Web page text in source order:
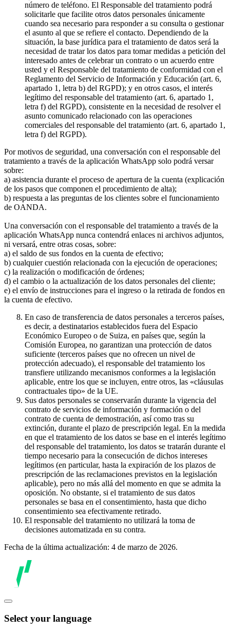
número de teléfono. El Responsable del tratamiento podrá
solicitarle que facilite otros datos personales únicamente
cuando sea necesario para responder a su consulta o gestionar
el asunto al que se refiere el contacto. Dependiendo de la
situación, la base jurídica para el tratamiento de datos será la
necesidad de tratar los datos para tomar medidas a petición del
interesado antes de celebrar un contrato o un acuerdo entre
usted y el Responsable del tratamiento de conformidad con el
Reglamento del Servicio de Información y Educación (art. 6,
apartado 1, letra b) del RGPD); y en otros casos, el interés
legítimo del responsable del tratamiento (art. 6, apartado 1,
letra f) del RGPD), consistente en la necesidad de resolver el
asunto comunicado relacionado con las operaciones
comerciales del responsable del tratamiento (art. 6, apartado 1,
letra f) del RGPD).
Por motivos de seguridad, una conversación con el responsable del
tratamiento a través de la aplicación WhatsApp solo podrá versar
sobre:
a) asistencia durante el proceso de apertura de la cuenta (explicación
de los pasos que componen el procedimiento de alta);
b) respuesta a las preguntas de los clientes sobre el funcionamiento
de OANDA.
Una conversación con el responsable del tratamiento a través de la
aplicación WhatsApp nunca contendrá enlaces ni archivos adjuntos,
ni versará, entre otras cosas, sobre:
a) el saldo de sus fondos en la cuenta de efectivo;
b) cualquier cuestión relacionada con la ejecución de operaciones;
c) la realización o modificación de órdenes;
d) el cambio o la actualización de los datos personales del cliente;
e) el envío de instrucciones para el ingreso o la retirada de fondos en
la cuenta de efectivo.
En caso de transferencia de datos personales a terceros países,
es decir, a destinatarios establecidos fuera del Espacio
Económico Europeo o de Suiza, en países que, según la
Comisión Europea, no garantizan una protección de datos
suficiente (terceros países que no ofrecen un nivel de
protección adecuado), el responsable del tratamiento los
transfiere utilizando mecanismos conformes a la legislación
aplicable, entre los que se incluyen, entre otros, las «cláusulas
contractuales tipo» de la UE.
Sus datos personales se conservarán durante la vigencia del
contrato de servicios de información y formación o del
contrato de cuenta de demostración, así como tras su
extinción, durante el plazo de prescripción legal. En la medida
en que el tratamiento de los datos se base en el interés legítimo
del responsable del tratamiento, los datos se tratarán durante el
tiempo necesario para la consecución de dichos intereses
legítimos (en particular, hasta la expiración de los plazos de
prescripción de las reclamaciones previstos en la legislación
aplicable), pero no más allá del momento en que se admita la
oposición. No obstante, si el tratamiento de sus datos
personales se basa en el consentimiento, hasta que dicho
consentimiento sea efectivamente retirado.
El responsable del tratamiento no utilizará la toma de
decisiones automatizada en su contra.
Fecha de la última actualización: 4 de marzo de 2026.
Select your language